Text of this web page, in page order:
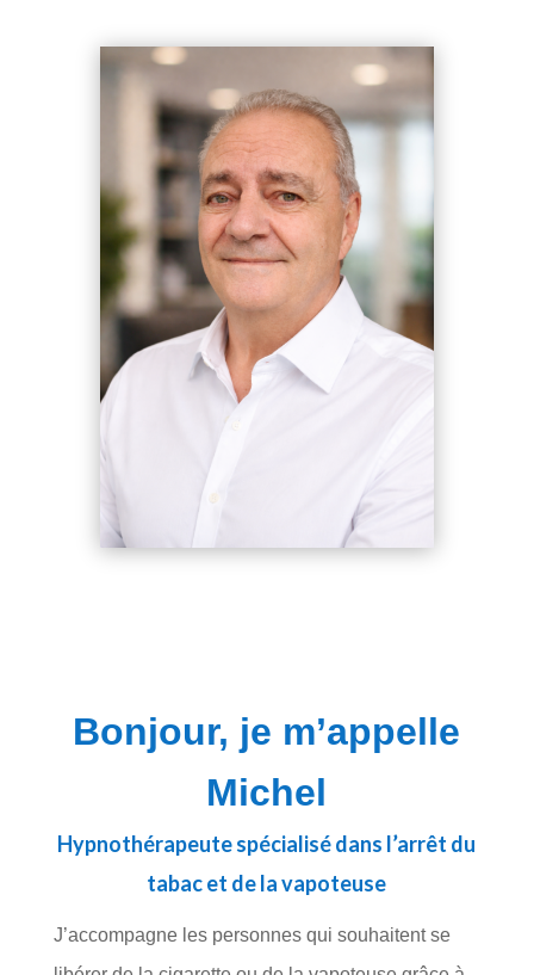
Bonjour, je m’appelle
Michel
Hypnothérapeute spécialisé dans l’arrêt du
tabac et de la vapoteuse
J’accompagne les personnes qui souhaitent se